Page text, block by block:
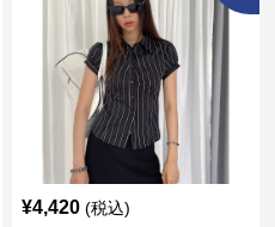
¥4,420 (税込)